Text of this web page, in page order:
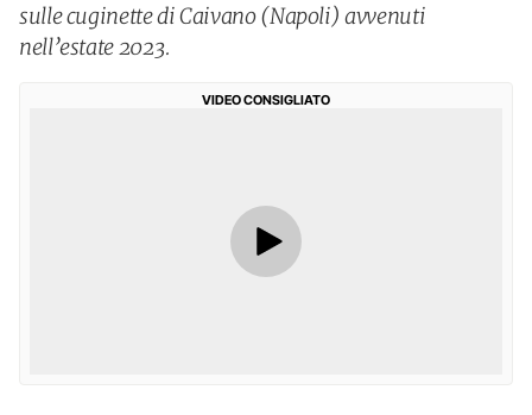
sulle cuginette di Caivano (Napoli) avvenuti
nell’estate 2023.
VIDEO CONSIGLIATO